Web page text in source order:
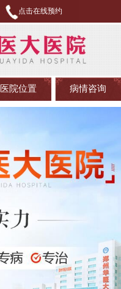
点击在线预约
医院位置 病情咨询